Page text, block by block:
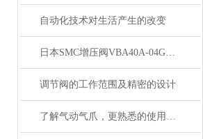
自动化技术对生活产生的改变
日本SMC增压阀VBA40A-04GN和VBA42A-04GN 及VBA43A-04GN
调节阀的工作范围及精密的设计
了解气动气爪，更熟悉的使用SMC齐气动气爪